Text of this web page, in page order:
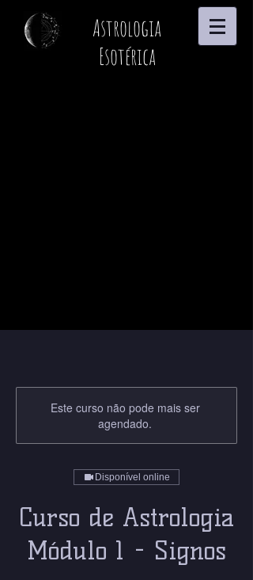
Astrologia
Esotérica
Este curso não pode mais ser
agendado.
Disponível online
Curso de Astrologia
Módulo 1 - Signos